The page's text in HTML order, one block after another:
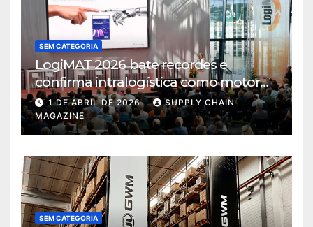
SEM CATEGORIA
LogiMAT 2026 bate recordes e
confirma intralogística como motor
de decisão em tempos de incerteza
1 DE ABRIL DE 2026
SUPPLY CHAIN
MAGAZINE
SEM CATEGORIA